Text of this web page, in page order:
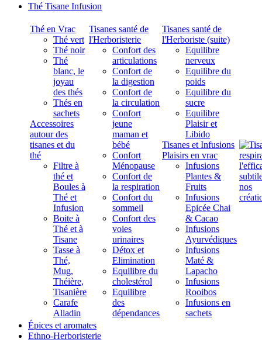
Thé Tisane Infusion
Thé en Vrac
Thé vert
Thé noir
Thé
blanc, le
joyau
des thés
Thés en
sachets
Accessoires
autour des
tisanes et du
thé
Filtre à
thé et
Boules à
Thé et
Infusion
Boite à
Thé et à
Tisane
Tasse à
Thé,
Mug,
Théière,
Tisanière
Carafe
Alladin
Tisanes santé de
l'Herboristerie
Confort des
articulations
Confort de
la digestion
Confort de
la circulation
Confort
jeune
maman et
bébé
Confort
Ménopause
Confort de
la respiration
Confort du
sommeil
Confort des
voies
urinaires
Détox et
Elimination
Equilibre du
cholestérol
Equilibre
des
dépendances
Tisanes santé de
l'Herboriste (suite)
Equilibre
nerveux
Equilibre du
poids
Equilibre du
sucre
Equilibre
Plaisir et
Libido
Tisanes et Infusions
Plaisirs en vrac
Infusions
Plantes &
Fruits
Infusions
Epicée Chai
& Cacao
Infusions
Ayurvédiques
Infusions
Maté &
Lapacho
Infusions
Rooibos
Infusions en
sachets
Épices et aromates
Ethno-Herboristerie